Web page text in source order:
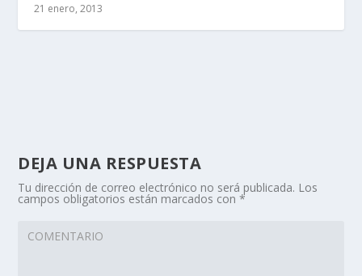
21 enero, 2013
DEJA UNA RESPUESTA
Tu dirección de correo electrónico no será publicada. Los
campos obligatorios están marcados con*